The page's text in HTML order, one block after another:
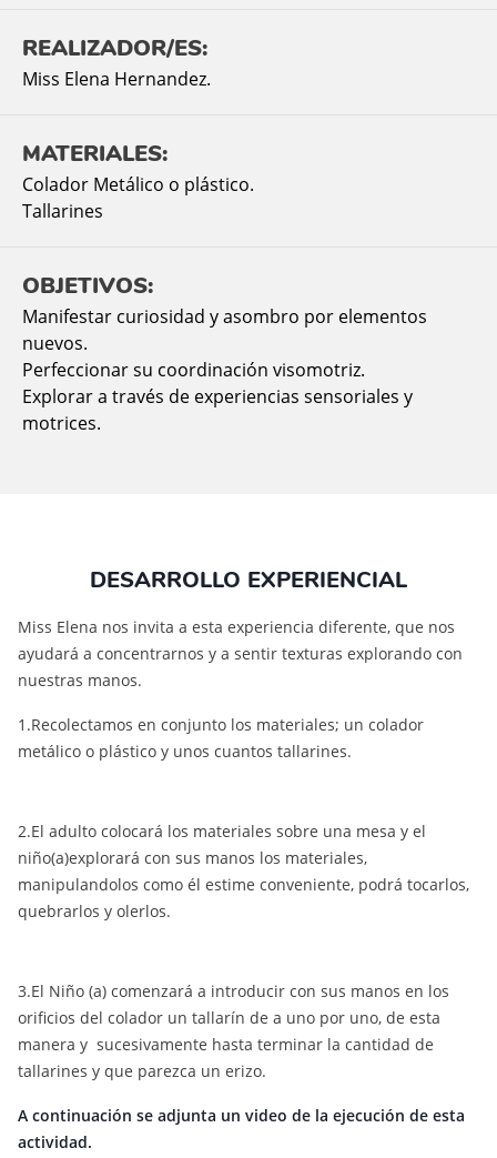
REALIZADOR/ES:
Miss Elena Hernandez.
MATERIALES:
Colador Metálico o plástico.
Tallarines
OBJETIVOS:
Manifestar curiosidad y asombro por elementos
nuevos.
Perfeccionar su coordinación visomotriz.
Explorar a través de experiencias sensoriales y
motrices.
DESARROLLO EXPERIENCIAL
Miss Elena nos invita a esta experiencia diferente, que nos
ayudará a concentrarnos y a sentir texturas explorando con
nuestras manos.
1.Recolectamos en conjunto los materiales; un colador
metálico o plástico y unos cuantos tallarines.
2.El adulto colocará los materiales sobre una mesa y el
niño(a)explorará con sus manos los materiales,
manipulandolos como él estime conveniente, podrá tocarlos,
quebrarlos y olerlos.
3.El Niño (a) comenzará a introducir con sus manos en los
orificios del colador un tallarín de a uno por uno, de esta
manera y sucesivamente hasta terminar la cantidad de
tallarines y que parezca un erizo.
A continuación se adjunta un video de la ejecución de esta
actividad.